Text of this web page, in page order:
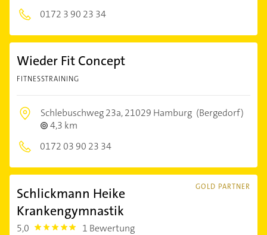
0172 3 90 23 34
Wieder Fit Concept
FITNESSTRAINING
Schlebuschweg 23a,21029 Hamburg (Bergedorf)
4,3 km
0172 03 90 23 34
GOLD PARTNER
Schlickmann Heike
Krankengymnastik
5,0 5.0 1 Bewertung